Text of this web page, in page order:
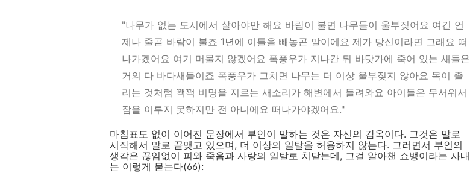
"나무가 없는 도시에서 살아야만 해요 바람이 불면 나무들이 울부짖어요 여긴 언
제나 줄곧 바람이 불죠 1년에 이틀을 빼놓곤 말이에요 제가 당신이라면 그래요 떠
나가겠어요 여기 머물지 않겠어요 폭풍우가 지나간 뒤 바닷가에 죽어 있는 새들은
거의 다 바다새들이죠 폭풍우가 그치면 나무는 더 이상 울부짖지 않아요 목이 졸
리는 것처럼 꽥꽥 비명을 지르는 새소리가 해변에서 들려와요 아이들은 무서워서
잠을 이루지 못하지만 전 아니에요 떠나가야겠어요."
마침표도 없이 이어진 문장에서 부인이 말하는 것은 자신의 감옥이다. 그것은 말로
시작해서 말로 끝맺고 있으며, 더 이상의 일탈을 허용하지 않는다. 그러면서 부인의
생각은 끊임없이 피와 죽음과 사랑의 일탈로 치닫는데, 그걸 알아챈 쇼뱅이라는 사내
는 이렇게 묻는다(66):